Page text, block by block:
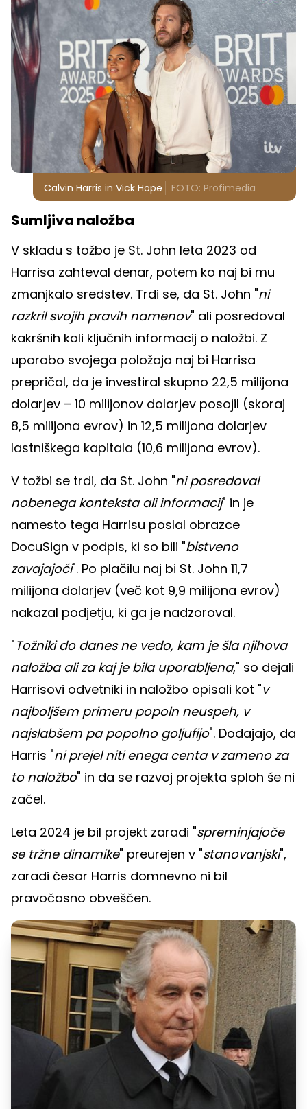
Calvin Harris in Vick Hope FOTO: Profimedia
Sumljiva naložba
V skladu s tožbo je St. John leta 2023 od
Harrisa zahteval denar, potem ko naj bi mu
zmanjkalo sredstev. Trdi se, da St. John "ni
razkril svojih pravih namenov" ali posredoval
kakršnih koli ključnih informacij o naložbi. Z
uporabo svojega položaja naj bi Harrisa
prepričal, da je investiral skupno 22,5 milijona
dolarjev – 10 milijonov dolarjev posojil (skoraj
8,5 milijona evrov) in 12,5 milijona dolarjev
lastniškega kapitala (10,6 milijona evrov).
V tožbi se trdi, da St. John "ni posredoval
nobenega konteksta ali informacij" in je
namesto tega Harrisu poslal obrazce
DocuSign v podpis, ki so bili "bistveno
zavajajoči". Po plačilu naj bi St. John 11,7
milijona dolarjev (več kot 9,9 milijona evrov)
nakazal podjetju, ki ga je nadzoroval.
"Tožniki do danes ne vedo, kam je šla njihova
naložba ali za kaj je bila uporabljena," so dejali
Harrisovi odvetniki in naložbo opisali kot "v
najboljšem primeru popoln neuspeh, v
najslabšem pa popolno goljufijo". Dodajajo, da
Harris "ni prejel niti enega centa v zameno za
to naložbo" in da se razvoj projekta sploh še ni
začel.
Leta 2024 je bil projekt zaradi "spreminjajoče
se tržne dinamike" preurejen v "stanovanjski",
zaradi česar Harris domnevno ni bil
pravočasno obveščen.